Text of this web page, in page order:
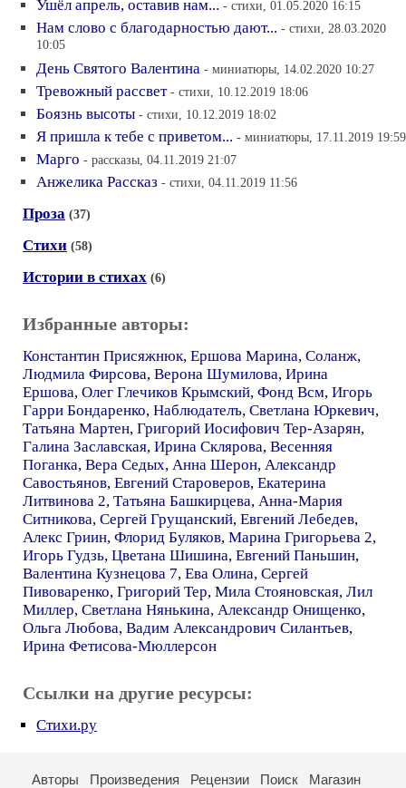
Ушёл апрель, оставив нам... - стихи, 01.05.2020 16:15
Нам слово с благодарностью дают... - стихи, 28.03.2020
10:05
День Святого Валентина - миниатюры, 14.02.2020 10:27
Тревожный рассвет - стихи, 10.12.2019 18:06
Боязнь высоты - стихи, 10.12.2019 18:02
Я пришла к тебе с приветом... - миниатюры, 17.11.2019 19:59
Марго - рассказы, 04.11.2019 21:07
Анжелика Рассказ - стихи, 04.11.2019 11:56
Проза (37)
Стихи (58)
Истории в стихах (6)
Избранные авторы:
Константин Присяжнюк, Ершова Марина, Соланж,
Людмила Фирсова, Верона Шумилова, Ирина
Ершова, Олег Глечиков Крымский, Фонд Всм, Игорь
Гарри Бондаренко, Наблюдателъ, Светлана Юркевич,
Татьяна Мартен, Григорий Иосифович Тер-Азарян,
Галина Заславская, Ирина Склярова, Весенняя
Поганка, Вера Седых, Анна Шерон, Александр
Савостьянов, Евгений Староверов, Екатерина
Литвинова 2, Татьяна Башкирцева, Анна-Мария
Ситникова, Сергей Грущанский, Евгений Лебедев,
Алекс Гриин, Флорид Буляков, Марина Григорьева 2,
Игорь Гудзь, Цветана Шишина, Евгений Паньшин,
Валентина Кузнецова 7, Ева Олина, Сергей
Пивоваренко, Григорий Тер, Мила Стояновская, Лил
Миллер, Светлана Нянькина, Александр Онищенко,
Ольга Любова, Вадим Александрович Силантьев,
Ирина Фетисова-Мюллерсон
Ссылки на другие ресурсы:
Стихи.ру
Авторы Произведения Рецензии Поиск
Магазин